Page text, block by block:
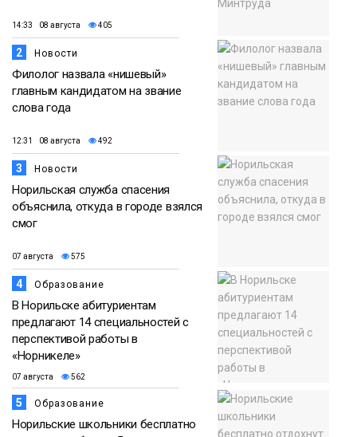
14:33 08 августа 405
2 Новости
Филолог назвала «нишевый»
главным кандидатом на звание
слова года
12:31 08 августа 492
3 Новости
Норильская служба спасения
объяснила, откуда в городе взялся
смог
07 августа 575
4 Образование
В Норильске абитуриентам
предлагают 14 специальностей с
перспективой работы в
«Норникеле»
07 августа 562
5 Образование
Норильские школьники бесплатно